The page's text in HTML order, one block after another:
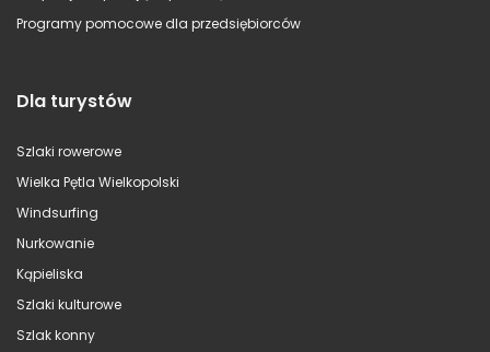
Programy pomocowe dla przedsiębiorców
Dla turystów
Szlaki rowerowe
Wielka Pętla Wielkopolski
Windsurfing
Nurkowanie
Kąpieliska
Szlaki kulturowe
Szlak konny